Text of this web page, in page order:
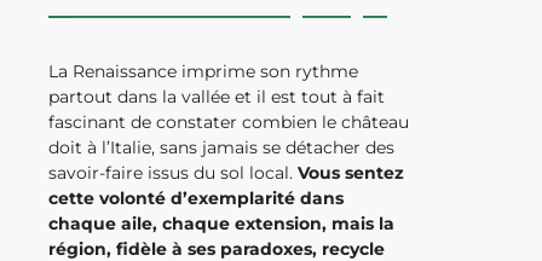
La Renaissance imprime son rythme
partout dans la vallée et il est tout à fait
fascinant de constater combien le château
doit à l’Italie, sans jamais se détacher des
savoir-faire issus du sol local. Vous sentez
cette volonté d’exemplarité dans
chaque aile, chaque extension, mais la
région, fidèle à ses paradoxes, recycle